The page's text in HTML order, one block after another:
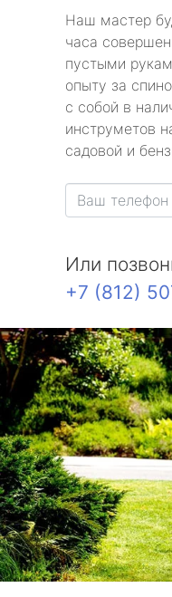
Наш мастер
часа
пустыми
опыту за
с собой в
инструметов
садовой и
Или
+7 (812)